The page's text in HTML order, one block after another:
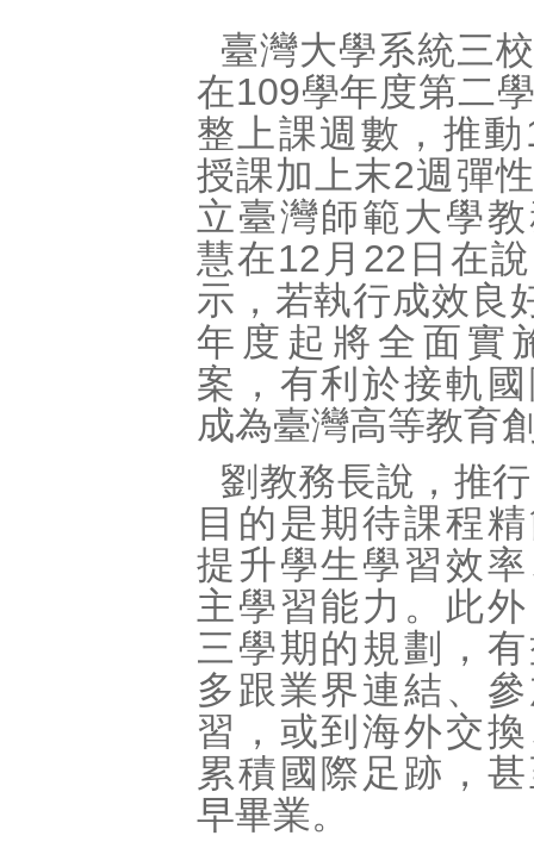
臺灣大學系統三
在109學年度第二
整上課週數，推
授課加上末2週彈
立臺灣師範大學
慧在12月22日在
示，若執行成效良
年度起將全面實
案，有利於接軌
成為臺灣高等教育
劉教務長說，推
目的是期待課程
提升學生學習效
主學習能力。此
三學期的規劃，
多跟業界連結、
習，或到海外交
累積國際足跡，
早畢業。